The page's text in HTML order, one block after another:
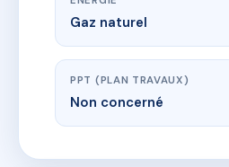
Gaz naturel
PPT (PLAN TRAVAUX)
Non concerné